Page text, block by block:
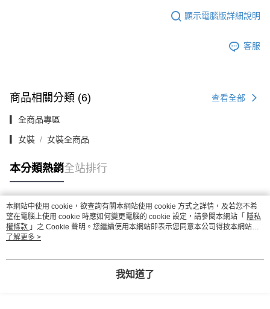
顯示電腦版詳細說明
客服
商品相關分類 (6) 查看全部
▎全商品專區
▎女裝 女裝全商品
本分類熱銷全站排行
熱門標籤
本網站中使用 cookie，欲查詢有關本網站使用 cookie 方式之詳情，及若您不希
望在電腦上使用 cookie 時應如何變更電腦的 cookie 設定，請參閱本網站「 隱私
權條款 」之 Cookie 聲明。您繼續使用本網站即表示您同意本公司得按本網站使
用條款之 Cookie 聲明使用 cookie。
了解更多 >
我知道了